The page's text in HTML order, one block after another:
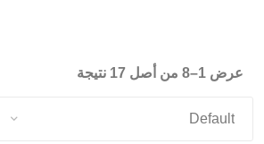
عرض 1–8 من أصل 17 نتيجة